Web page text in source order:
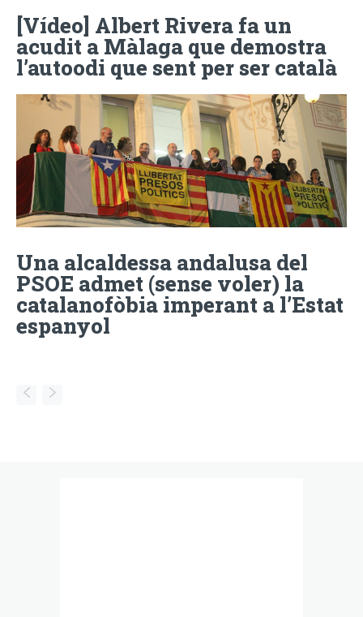
[Vídeo] Albert Rivera fa un
acudit a Màlaga que demostra
l’autoodi que sent per ser català
Una alcaldessa andalusa del
PSOE admet (sense voler) la
catalanofòbia imperant a l’Estat
espanyol